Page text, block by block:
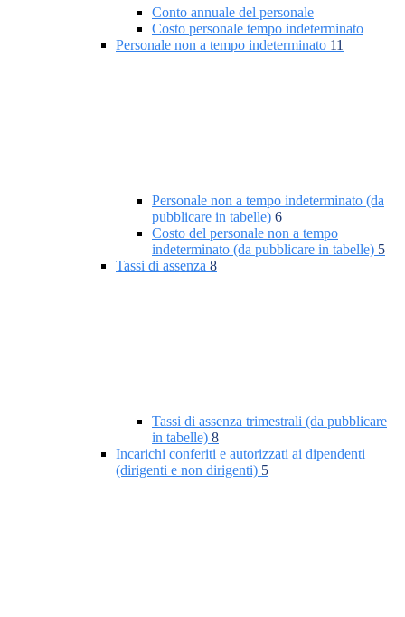
Conto annuale del personale
Costo personale tempo indeterminato
Personale non a tempo indeterminato 11
Personale non a tempo indeterminato (da
pubblicare in tabelle) 6
Costo del personale non a tempo
indeterminato (da pubblicare in tabelle) 5
Tassi di assenza 8
Tassi di assenza trimestrali (da pubblicare
in tabelle) 8
Incarichi conferiti e autorizzati ai dipendenti
(dirigenti e non dirigenti) 5